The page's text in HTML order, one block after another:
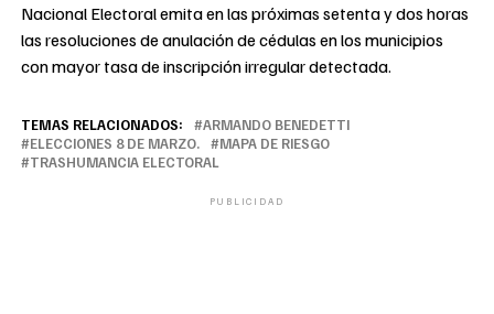
Nacional Electoral emita en las próximas setenta y dos horas
las resoluciones de anulación de cédulas en los municipios
con mayor tasa de inscripción irregular detectada.
TEMAS RELACIONADOS:
ARMANDO BENEDETTI
ELECCIONES 8 DE MARZO.
MAPA DE RIESGO
TRASHUMANCIA ELECTORAL
PUBLICIDAD